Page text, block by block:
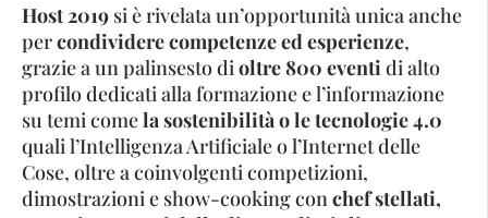
Host 2019 si è rivelata un’opportunità unica anche
percondividere competenze ed esperienze,
grazie a un palinsesto dioltre 800 eventidi alto
profilo dedicati alla formazione e l’informazione
su temi comela sostenibilità o le tecnologie 4.0
quali l’Intelligenza Artificiale o l’Internet delle
Cose, oltre a coinvolgenti competizioni,
dimostrazioni e show-cooking conchef stellati,